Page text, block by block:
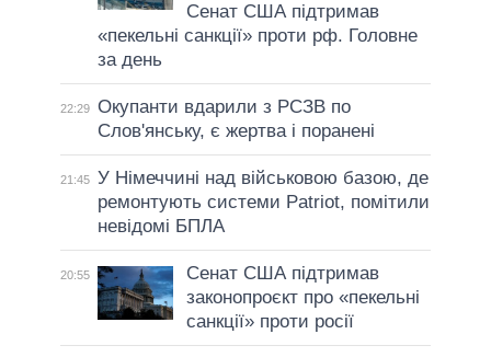
Сенат США підтримав
«пекельні санкції» проти рф. Головне
за день
22:29 Окупанти вдарили з РСЗВ по
Слов'янську, є жертва і поранені
21:45 У Німеччині над військовою базою, де
ремонтують системи Patriot, помітили
невідомі БПЛА
20:55
Сенат США підтримав
законопроєкт про «пекельні
санкції» проти росії